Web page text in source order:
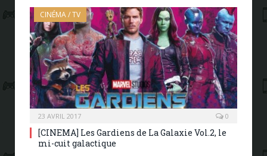
CINÉMA / TV
23 AVRIL 2017 0
[CINEMA] Les Gardiens de La Galaxie Vol.2, le
mi-cuit galactique